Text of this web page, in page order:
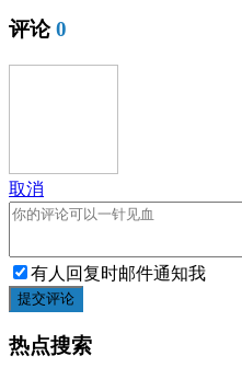
评论0
取消
有人回复时邮件通知我
提交评论
热点搜索